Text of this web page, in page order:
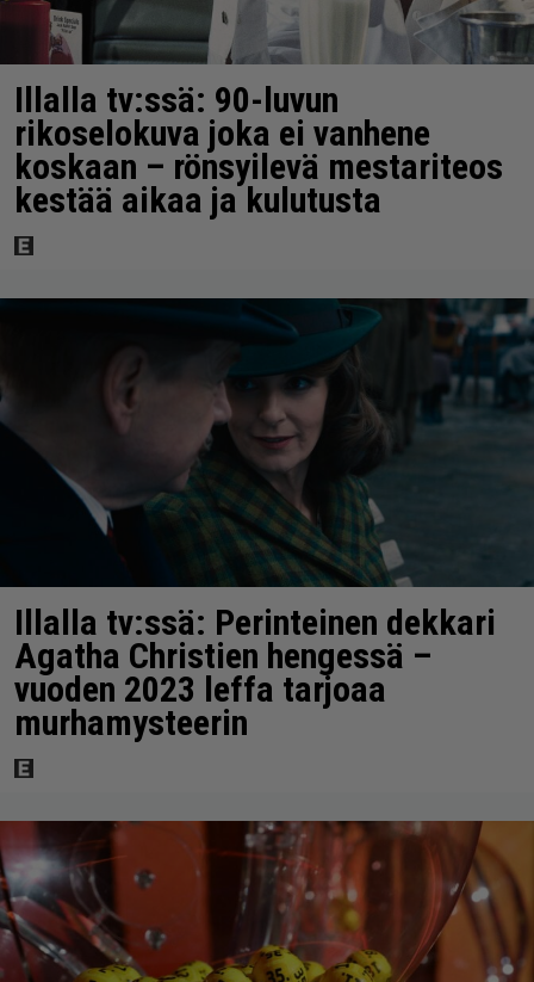
Illalla tv:ssä: 90-luvun
rikoselokuva joka ei vanhene
koskaan – rönsyilevä mestariteos
kestää aikaa ja kulutusta
Illalla tv:ssä: Perinteinen dekkari
Agatha Christien hengessä –
vuoden 2023 leffa tarjoaa
murhamysteerin